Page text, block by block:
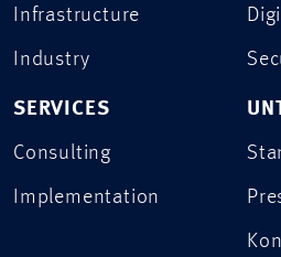
Infrastructure
Industry
SERVICES
Consulting
Implementation